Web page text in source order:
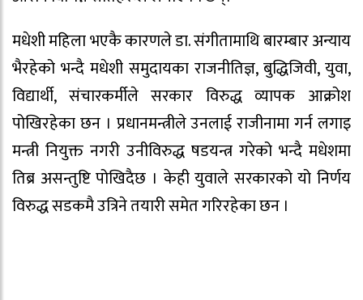
मधेशी महिला भएकै कारणले डा. संगीतामाथि बारम्बार अन्याय
भैरहेको भन्दै मधेशी समुदायका राजनीतिज्ञ, बुद्धिजिवी, युवा,
विद्यार्थी, संचारकर्मीले सरकार विरुद्ध व्यापक आक्रोश
पोखिरहेका छन । प्रधानमन्त्रीले उनलाई राजीनामा गर्न लगाइ
मन्त्री नियुक्त नगरी उनीविरुद्ध षडयन्त्र गरेको भन्दै मधेशमा
तिब्र असन्तुष्टि पोखिदैछ । केही युवाले सरकारको यो निर्णय
विरुद्ध सडकमै उत्रिने तयारी समेत गरिरहेका छन ।